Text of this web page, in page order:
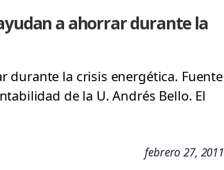
a ahorrar durante la
durante la crisis energética. Fuente
de la U. Andrés Bello. El
febrero 27, 2011